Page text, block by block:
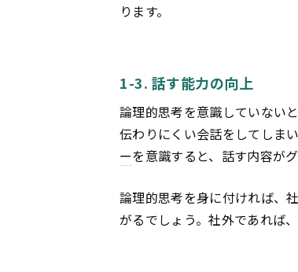
ります。
1-3. 話す能力の向上
論理的思考を意識していない
伝わりにくい会話をしてしま
ーを意識すると、話す内容が
論理的思考を身に付ければ、
がるでしょう。社外であれば